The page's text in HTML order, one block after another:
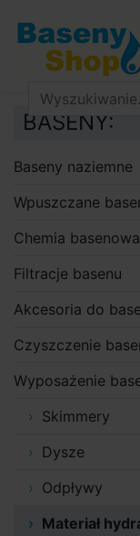
Przejdź do
Przejdź do
BASENY:
Baseny naziemne
Wpuszczane
Chemia basenowa
Filtracje basenu
Akcesoria do
Czyszczenie
Wyposażenie
Skimmery
Dysze
Odpływy
Materiał